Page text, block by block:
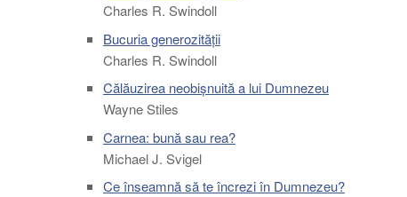
Charles R. Swindoll
Bucuria generozității
Charles R. Swindoll
Călăuzirea neobișnuită a lui Dumnezeu
Wayne Stiles
Carnea: bună sau rea?
Michael J. Svigel
Ce înseamnă să te încrezi în Dumnezeu?